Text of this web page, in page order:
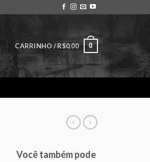
CARRINHO /R$0,00 0
Você também pode